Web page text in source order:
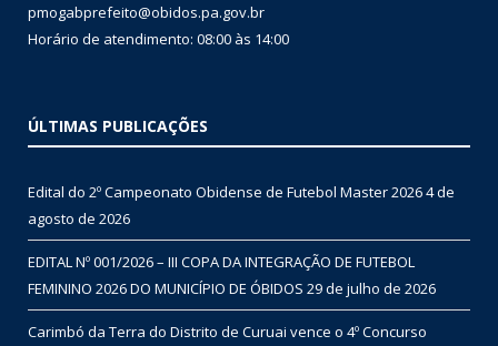
pmogabprefeito@obidos.pa.gov.br
Horário de atendimento: 08:00 às 14:00
ÚLTIMAS PUBLICAÇÕES
Edital do 2º Campeonato Obidense de Futebol Master 20264 de
agosto de 2026
EDITAL Nº 001/2026 – III COPA DA INTEGRAÇÃO DE FUTEBOL
FEMININO 2026 DO MUNICÍPIO DE ÓBIDOS 29 de julho de 2026
Carimbó da Terra do Distrito de Curuai vence o 4º Concurso